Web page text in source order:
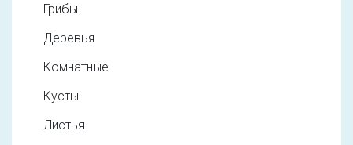
Грибы
Деревья
Комнатные
Кусты
Листья